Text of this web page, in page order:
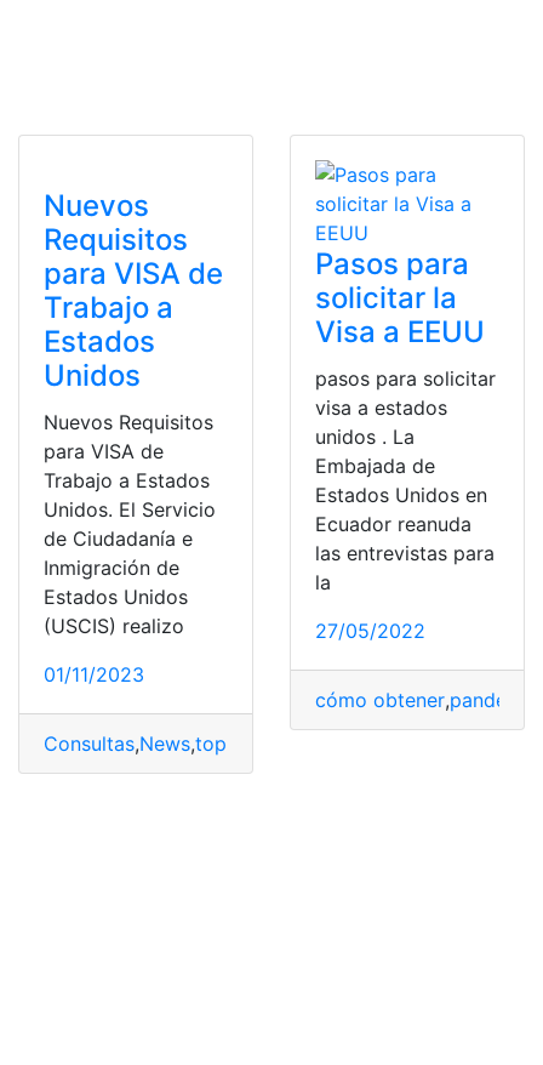
Nuevos
Requisitos
para VISA de
Trabajo a
Estados
Unidos
Nuevos Requisitos
para VISA de
Trabajo a Estados
Unidos. El Servicio
de Ciudadanía e
Inmigración de
Estados Unidos
(USCIS) realizo
01/11/2023
Consultas,News,top2
Pasos para
solicitar la
Visa a EEUU
pasos para solicitar
visa a estados
unidos . La
Embajada de
Estados Unidos en
Ecuador reanuda
las entrevistas para
la
27/05/2022
cómo obtener,pandemia